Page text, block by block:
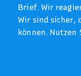
Brief. Wir
Wir sind sicher,
können. Nutzen